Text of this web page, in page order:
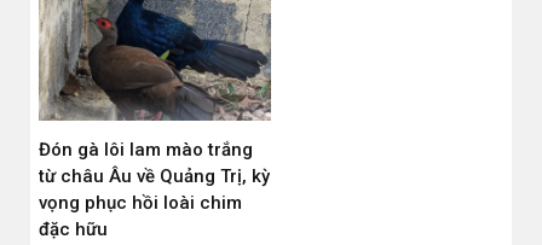
Đón gà lôi lam mào trắng
từ châu Âu về Quảng Trị, kỳ
vọng phục hồi loài chim
đặc hữu